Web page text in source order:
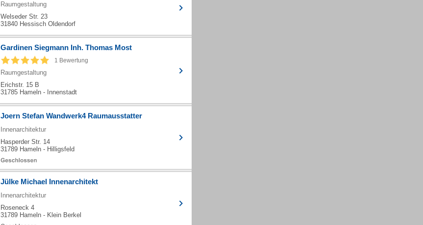
Raumgestaltung
Welseder Str. 23
31840 Hessisch Oldendorf
Gardinen Siegmann Inh. Thomas Most
1 Bewertung
Raumgestaltung
Erichstr. 15 B
31785 Hameln - Innenstadt
Joern Stefan Wandwerk4 Raumausstatter
Innenarchitektur
Hasperder Str. 14
31789 Hameln - Hilligsfeld
Jülke Michael Innenarchitekt
Innenarchitektur
Roseneck 4
31789 Hameln - Klein Berkel